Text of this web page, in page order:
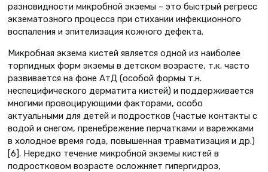
разновидности микробной экземы – это быстрый регресс
экзематозного процесса при стихании инфекционного
воспаления и эпителизация кожного дефекта.
Микробная экзема кистей является одной из наиболее
торпидных форм экземы в детском возрасте, т.к. часто
развивается на фоне АтД (особой формы т.н.
неспецифического дерматита кистей) и поддерживается
многими провоцирующими факторами, особо
актуальными для детей и подростков (частые контакты с
водой и снегом, пренебрежение перчатками и варежками
в холодное время года, повышенная травматизация и др.)
[6]. Нередко течение микробной экземы кистей в
подростковом возрасте осложняет гипергидроз,